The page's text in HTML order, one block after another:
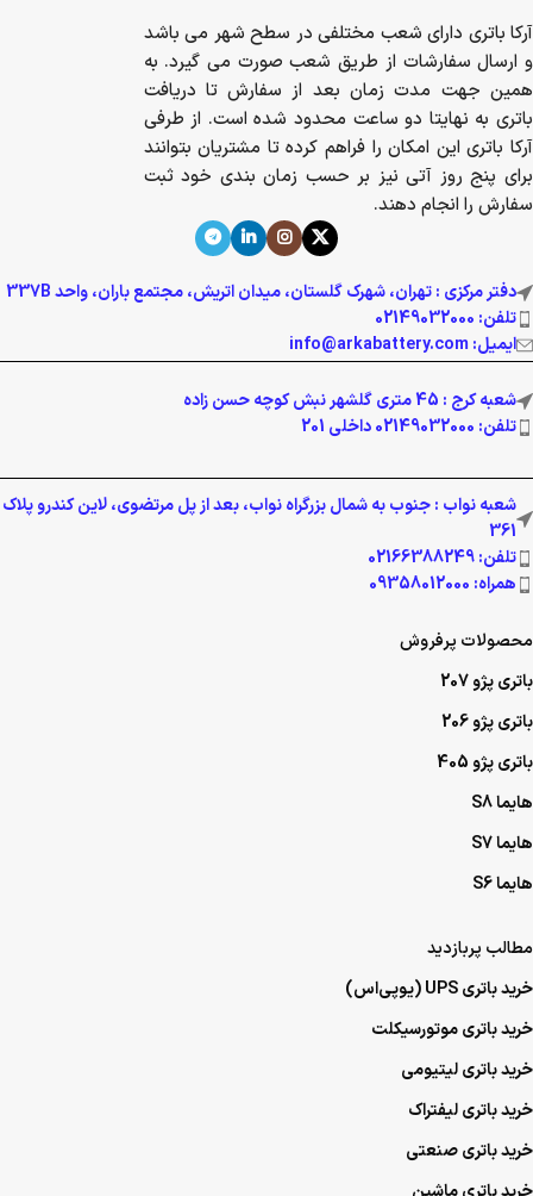
آرکا باتری دارای شعب مختلفی در سطح شهر می باشد
و ارسال سفارشات از طریق شعب صورت می گیرد. به
همین جهت مدت زمان بعد از سفارش تا دریافت
باتری به نهایتا دو ساعت محدود شده است. از طرفی
آرکا باتری این امکان را فراهم کرده تا مشتریان بتوانند
برای پنج روز آتی نیز بر حسب زمان بندی خود ثبت
سفارش را انجام دهند.
دفتر مرکزی : تهران، شهرک گلستان، میدان اتریش، مجتمع باران، واحد 337B
تلفن: 02149032000
ایمیل: info@arkabattery.com
شعبه کرج : 45 متری گلشهر نبش کوچه حسن زاده
تلفن: 02149032000 داخلی 201
شعبه نواب : جنوب به شمال بزرگراه نواب، بعد از پل مرتضوی، لاین کندرو پلاک
361
تلفن: 02166388249
همراه: 09358012000
محصولات پرفروش
باتری پژو 207
باتری پژو 206
باتری پژو 405
هایما S8
هایما S7
هایما S6
مطالب پربازدید
خرید باتری UPS (یو‌پی‌اس)
خرید باتری موتورسیکلت
خرید باتری لیتیومی
خرید باتری لیفتراک
خرید باتری صنعتی